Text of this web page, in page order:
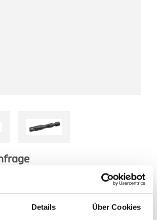
Details Über Cookies
ONLINE KAUFEN